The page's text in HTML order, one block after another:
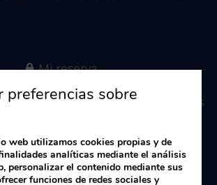
Mi reserva
Política de cookies
Condiciones Generales
por mirai
preferencias sobre
web utilizamos cookies propias y de
analíticas mediante el análisis
personalizar el contenido mediante sus
funciones de redes sociales y